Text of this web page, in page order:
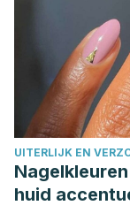
UITERLIJK EN
huid